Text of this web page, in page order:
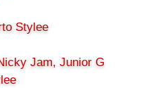
Stylee
Jam, Junior G